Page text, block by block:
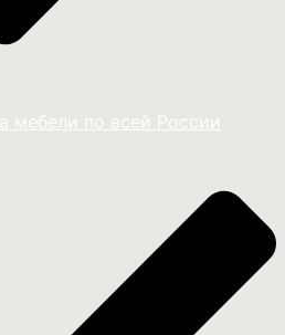
мебели по всей России